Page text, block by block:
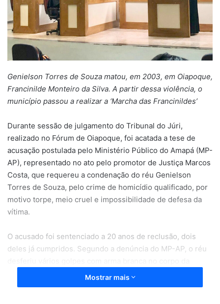
Genielson Torres de Souza matou, em 2003, em Oiapoque,
Francinilde Monteiro da Silva. A partir dessa violência, o
município passou a realizar a ‘Marcha das Francinildes’
Durante sessão de julgamento do Tribunal do Júri,
realizado no Fórum de Oiapoque, foi acatada a tese de
acusação postulada pelo Ministério Público do Amapá (MP-
AP), representado no ato pelo promotor de Justiça Marcos
Costa, que requereu a condenação do réu Genielson
Torres de Souza, pelo crime de homicídio qualificado, por
motivo torpe, meio cruel e impossibilidade de defesa da
vítima.
O acusado foi sentenciado a 20 anos de reclusão, dois
deles já cumpridos. Segundo a denúncia do MP-AP, o réu
vítima, Francinilde Monteiro da Silva, na madrugada do dia
3 de setembro de 2003, em via pública, no bairro
Mostrar mais